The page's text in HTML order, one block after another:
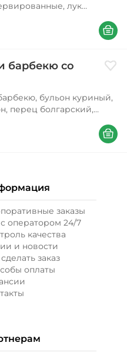
лук
соевый, масло
лук зеленый, петрушка,
В
барбекю со
бульон куриный,
перец болгарский,
халапеньо, соус
В
заказы
оператором 24/7
качества
и новости
заказ
оплаты